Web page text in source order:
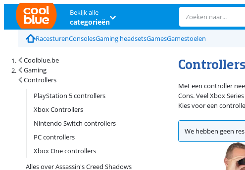
Bekijk alle
categorieën
RacesturenConsolesGaming headsetsGamesGamestoelen
Coolblue.be
Gaming
Controllers
PlayStation 5 controllers
Xbox Controllers
Nintendo Switch controllers
PC controllers
Xbox One controllers
Alles over Assassin's Creed Shadows
Controllers
Met een controller
Cons. Veel Xbox
Kies voor een
We hebben geen